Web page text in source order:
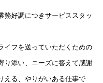
務好調につきサービススタッ
イフを送っていただくための
り添い、ニーズに答えて感謝
える、やりがいある仕事で